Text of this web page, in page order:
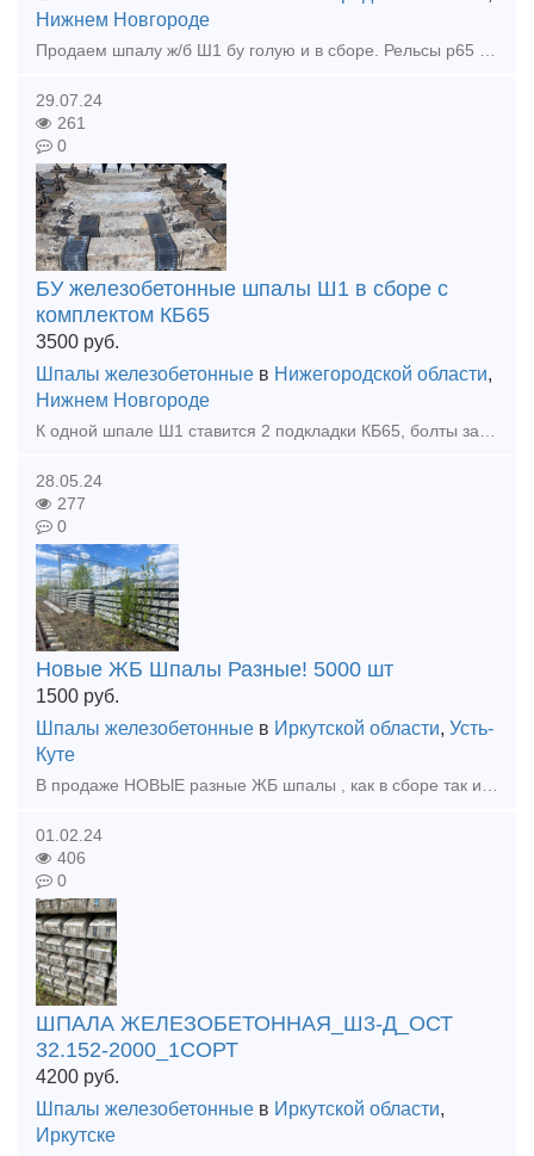
Нижнем Новгороде
Продаем шпалу ж/б Ш1 бу голую и в сборе. Рельсы р65 1гр, накладка 2р65, подкладка кб65, болт клеммный, клемма жбр, упор жбр Цена договорная!!! тел. +79302110210 watsapp тел. +79302110210 t
29.07.24
261
0
БУ железобетонные шпалы Ш1 в сборе с
комплектом КБ65
3500 руб.
Шпалы железобетонные в Нижегородской области,
Нижнем Новгороде
К одной шпале Ш1 ставится 2 подкладки КБ65, болты закладные, болты клеммные и прокладки к ним 328 и 143(74) (все Б/У) Есть возможность поставить с новыми прокладками, цена увеличится но зато понадежн
28.05.24
277
0
Новые ЖБ Шпалы Разные! 5000 шт
1500 руб.
Шпалы железобетонные в Иркутской области, Усть-
Куте
В продаже НОВЫЕ разные ЖБ шпалы , как в сборе так и нет ! так же имееются рельсошпальные решетки , Шумопоглощающие панели ЖД панели НОВЫЕ! И остальное жд имущество! Самовывоз Иркутская область!
01.02.24
406
0
ШПАЛА ЖЕЛЕЗОБЕТОННАЯ_Ш3-Д_ОСТ
32.152-2000_1СОРТ
4200 руб.
Шпалы железобетонные в Иркутской области,
Иркутске